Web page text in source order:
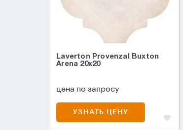
Laverton Provenzal Buxton
Arena 20x20
цена по запросу
УЗНАТЬ ЦЕНУ